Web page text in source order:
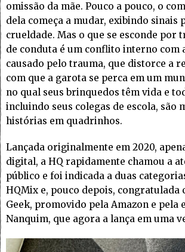
omissão da mãe. Pouco a pouco, o
dela começa a mudar, exibindo sinais
crueldade. Mas o que se esconde por
de conduta é um conflito interno com
causado pelo trauma, que distorce a
com que a garota se perca em um
no qual seus brinquedos têm vida e
incluindo seus colegas de escola, são
histórias em quadrinhos.
Lançada originalmente em 2020,
digital, a HQ rapidamente chamou a
público e foi indicada a duas
HQMix e, pouco depois, congratulada
Geek, promovido pela Amazon e pela
Nanquim, que agora a lança em uma